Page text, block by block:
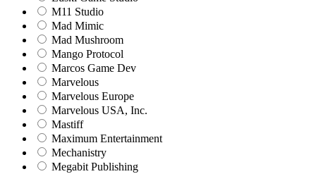
M11 Studio
Mad Mimic
Mad Mushroom
Mango Protocol
Marcos Game Dev
Marvelous
Marvelous Europe
Marvelous USA, Inc.
Mastiff
Maximum Entertainment
Mechanistry
Megabit Publishing